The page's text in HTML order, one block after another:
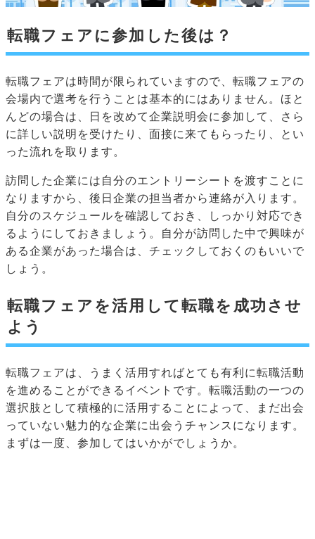
転職フェアに参加した後は？
転職フェアは時間が限られていますので、転職フェアの
会場内で選考を行うことは基本的にはありません。ほと
んどの場合は、日を改めて企業説明会に参加して、さら
に詳しい説明を受けたり、面接に来てもらったり、とい
った流れを取ります。
訪問した企業には自分のエントリーシートを渡すことに
なりますから、後日企業の担当者から連絡が入ります。
自分のスケジュールを確認しておき、しっかり対応でき
るようにしておきましょう。自分が訪問した中で興味が
ある企業があった場合は、チェックしておくのもいいで
しょう。
転職フェアを活用して転職を成功させ
よう
転職フェアは、うまく活用すればとても有利に転職活動
を進めることができるイベントです。転職活動の一つの
選択肢として積極的に活用することによって、まだ出会
っていない魅力的な企業に出会うチャンスになります。
まずは一度、参加してはいかがでしょうか。